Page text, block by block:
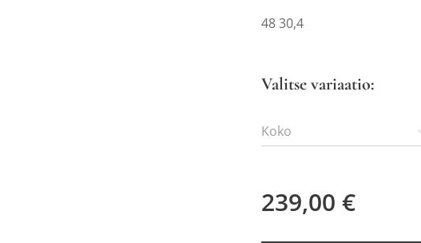
48 30,4
Valitse variaatio:
Koko
239,00 €